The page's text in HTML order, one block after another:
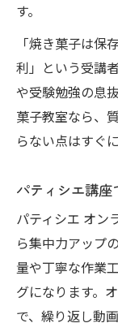
す。
「焼き菓子は保
利」という受講
や受験勉強の息
菓子教室なら、
らない点はすぐ
パティシエ講座
パティシエ オン
ら集中力アップ
量や丁寧な作業
グになります。
で、繰り返し動